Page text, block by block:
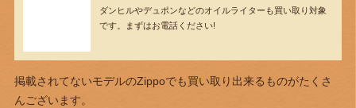
ダンヒルやデュポンなどのオイルライターも買い取り対象
です。まずはお電話ください!
掲載されてないモデルのZippoでも買い取り出来るものがたくさ
んございます。